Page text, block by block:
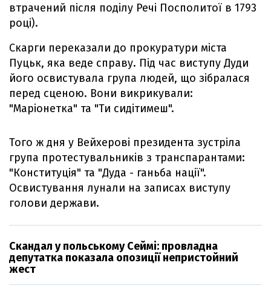
втрачений після поділу Речі Посполитої в 1793
році).
Скарги переказали до прокуратури міста
Пуцьк, яка веде справу. Під час виступу Дуди
його освистувала група людей, що зібралася
перед сценою. Вони викрикували:
"Маріонетка" та "Ти сидітимеш".
Того ж дня у Вейхерові президента зустріла
група протестувальників з транспарантами:
"Конституція" та "Дуда - ганьба нації".
Освистування лунали на записах виступу
голови держави.
Скандал у польському Сеймі: провладна
депутатка показала опозиції непристойний
жест